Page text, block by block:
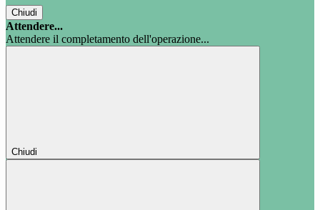
Chiudi
Attendere...
Attendere il completamento dell'operazione...
Chiudi